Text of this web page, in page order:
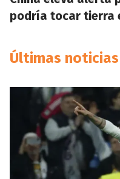
podría tocar tierra
Últimas noticias